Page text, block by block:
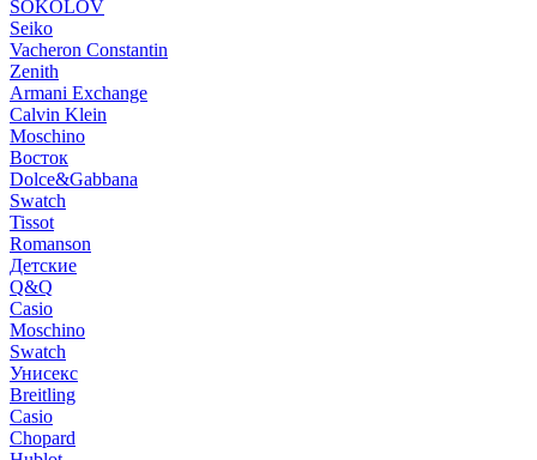
SOKOLOV
Seiko
Vacheron Constantin
Zenith
Armani Exchange
Calvin Klein
Moschino
Восток
Dolce&Gabbana
Swatch
Tissot
Romanson
Детские
Q&Q
Casio
Moschino
Swatch
Унисекс
Breitling
Casio
Chopard